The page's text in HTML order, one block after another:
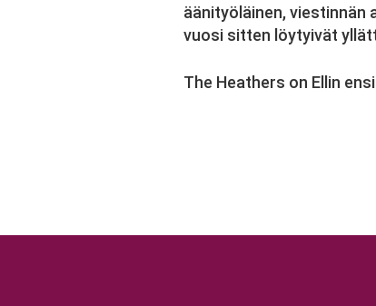
äänityöläinen, viestinnän
vuosi sitten löytyivät
The Heathers on Ellin